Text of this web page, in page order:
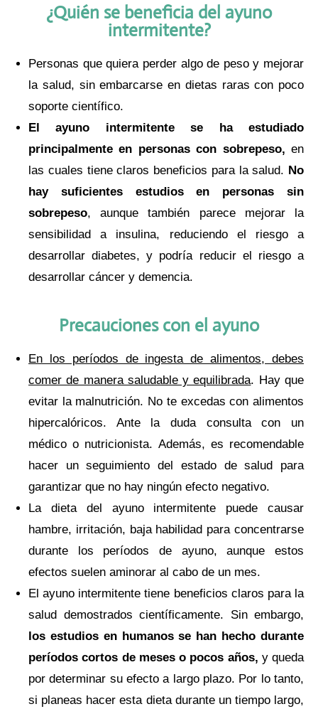
¿Quién se beneficia del ayuno
intermitente?
Personas que quiera perder algo de peso y mejorar
la salud, sin embarcarse en dietas raras con poco
soporte científico.
El ayuno intermitente se ha estudiado
principalmente en personas con sobrepeso, en
las cuales tiene claros beneficios para la salud. No
hay suficientes estudios en personas sin
sobrepeso, aunque también parece mejorar la
sensibilidad a insulina, reduciendo el riesgo a
desarrollar diabetes, y podría reducir el riesgo a
desarrollar cáncer y demencia.
Precauciones con el ayuno
En los períodos de ingesta de alimentos, debes
comer de manera saludable y equilibrada. Hay que
evitar la malnutrición. No te excedas con alimentos
hipercalóricos. Ante la duda consulta con un
médico o nutricionista. Además, es recomendable
hacer un seguimiento del estado de salud para
garantizar que no hay ningún efecto negativo.
La dieta del ayuno intermitente puede causar
hambre, irritación, baja habilidad para concentrarse
durante los períodos de ayuno, aunque estos
efectos suelen aminorar al cabo de un mes.
El ayuno intermitente tiene beneficios claros para la
salud demostrados científicamente. Sin embargo,
los estudios en humanos se han hecho durante
períodos cortos de meses o pocos años, y queda
por determinar su efecto a largo plazo. Por lo tanto,
si planeas hacer esta dieta durante un tiempo largo,